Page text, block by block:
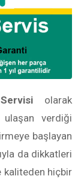
olarak
ulaşan verdiği
başlayan
da dikkatleri
kaliteden hiçbir